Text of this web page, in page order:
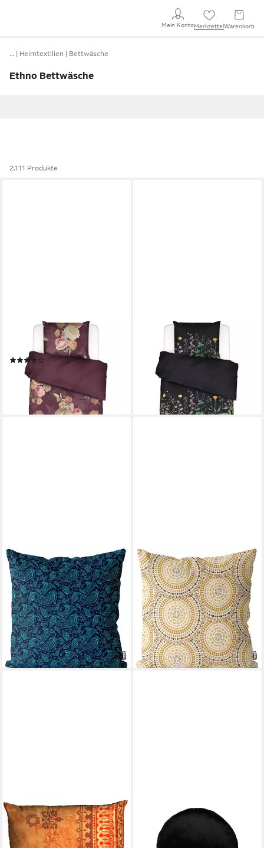
Mein KontoMerkzettel Warenkorb
… Heimtextilien Bettwäsche
Ethno Bettwäsche
2.111 Produkte
ESSENZA
Bettwäsche Orianna, Satin, 2
teilig, mit floralem Muster
(1)
ab 89,95 €
lieferbar - in 2-3 Werktagen bei dir
ESSENZA
Bettwäsche Augustina, Satin,
2 teilig, mit floralem Muster
ab 89,95 €
lieferbar - in 2-3 Werktagen bei dir
VOID
Kissenbezug, (1 Stück), Ethno
Paisley Design Muster Tattoo
Blumen natur retro vintage r
b
42,90 € UVP49,90 €
-14%
lieferbar - in 5-6 Werktagen bei dir
VOID
Kissenbezug, (1 Stück), Ethno
Ornamente Design Muster
Beige Braun Orient Design
Muster griech
42,90 € UVP49,90 €
-14%
lieferbar - in 5-6 Werktagen bei dir
CASATEX
Kissenbezug Indi, (1 Stück),
Kissenbezug mit Ornamenten,
Kissenbezug Samt&Sonders,
(1 Stück), Runde Kissenhülle